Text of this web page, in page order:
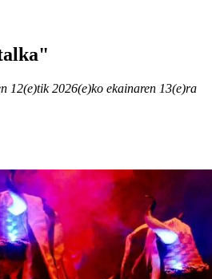
12(e)tik 2026(e)ko ekainaren 13(e)ra